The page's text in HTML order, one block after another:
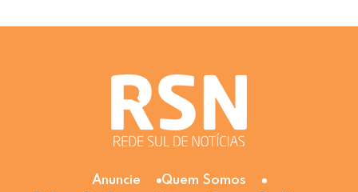
Anuncie
Quem Somos